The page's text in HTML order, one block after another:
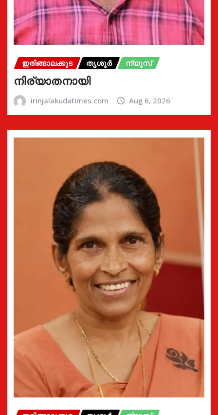
ഇരിങ്ങാലക്കുട തൃശൂർ ന്യൂസ്
നിര്യാതനായി
irinjalakudatimes.com Aug 6, 2026